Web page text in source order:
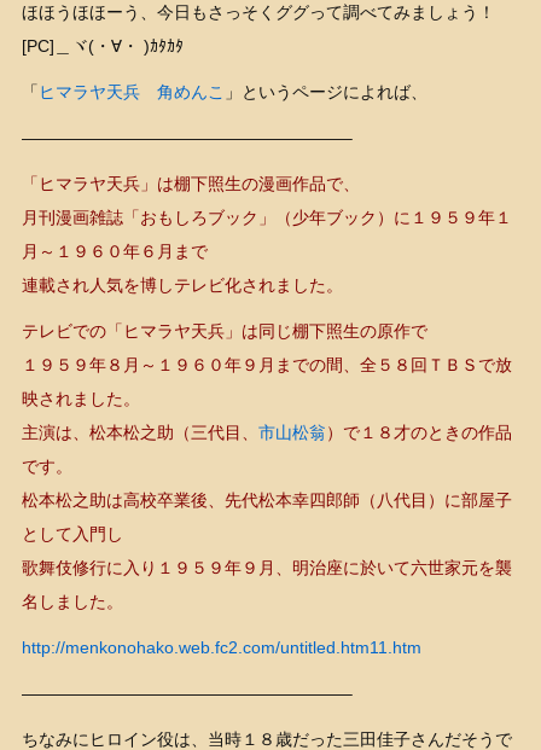
ほほうほほーう、今日もさっそくググって調べてみましょう！
[PC]＿ヾ(・∀・ )ｶﾀｶﾀ
「 ヒマラヤ天兵 角めんこ 」というページによれば、
———————————————————–
「ヒマラヤ天兵」は棚下照生の漫画作品で、
月刊漫画雑誌「おもしろブック」（少年ブック）に１９５９年１
月～１９６０年６月まで
連載され人気を博しテレビ化されました。
テレビでの「ヒマラヤ天兵」は同じ棚下照生の原作で
１９５９年８月～１９６０年９月までの間、全５８回ＴＢＳで放
映されました。
主演は、松本松之助（三代目、 市山松翁）で１８才のときの作品
です。
松本松之助は高校卒業後、先代松本幸四郎師（八代目）に部屋子
として入門し
歌舞伎修行に入り１９５９年９月、明治座に於いて六世家元を襲
名しました。
http://menkonohako.web.fc2.com/untitled.htm11.htm
———————————————————–
ちなみにヒロイン役は、当時１８歳だった三田佳子さんだそうで